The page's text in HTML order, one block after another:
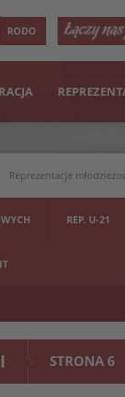
RODO
Reprezentacje
REP. U-21
STRONA 6